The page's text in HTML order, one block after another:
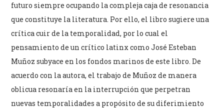
futuro siempre ocupando la compleja caja de resonancia
que constituye la literatura. Por ello, el libro sugiere una
crítica cuir de la temporalidad, por lo cual el
pensamiento de un crítico latinx como José Esteban
Muñoz subyace en los fondos marinos de este libro. De
acuerdo con la autora, el trabajo de Muñoz de manera
oblicua resonaría en la interrupción que perpetran
nuevas temporalidades a propósito de su diferimiento